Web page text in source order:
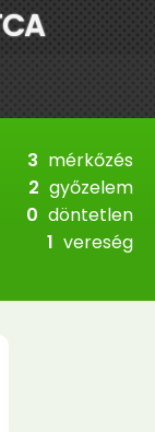
3 mérkőzés
2 győzelem
0 döntetlen
1 vereség